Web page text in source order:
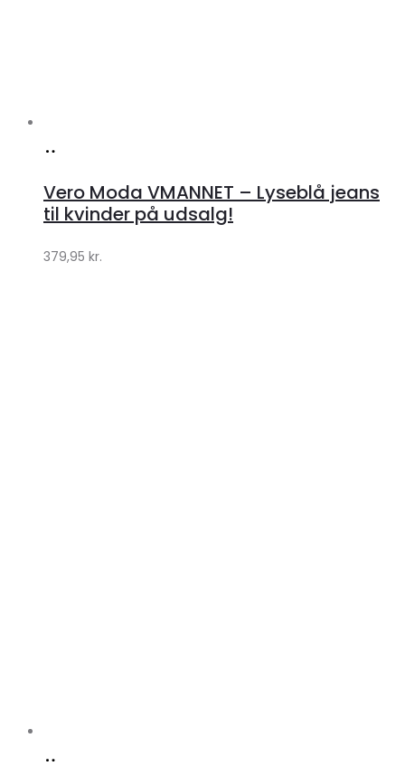
Klædeskabet.dk
Vero Moda VMANNET – Lyseblå jeans
til kvinder på udsalg!
379,95 kr.